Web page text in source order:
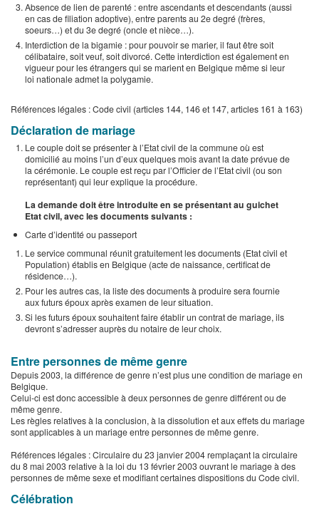
Absence de lien de parenté : entre ascendants et descendants (aussi
en cas de filiation adoptive), entre parents au 2e degré (frères,
soeurs…) et du 3e degré (oncle et nièce…).
Interdiction de la bigamie : pour pouvoir se marier, il faut être soit
célibataire, soit veuf, soit divorcé. Cette interdiction est également en
vigueur pour les étrangers qui se marient en Belgique même si leur
loi nationale admet la polygamie.
Références légales : Code civil (articles 144, 146 et 147, articles 161 à 163)
Déclaration de mariage
Le couple doit se présenter à l’Etat civil de la commune où est
domicilié au moins l’un d’eux quelques mois avant la date prévue de
la cérémonie. Le couple est reçu par l’Officier de l’Etat civil (ou son
représentant) qui leur explique la procédure.
La demande doit être introduite en se présentant au guichet
Etat civil, avec les documents suivants :
Carte d’identité ou passeport
Le service communal réunit gratuitement les documents (Etat civil et
Population) établis en Belgique (acte de naissance, certificat de
résidence…).
Pour les autres cas, la liste des documents à produire sera fournie
aux futurs époux après examen de leur situation.
Si les futurs époux souhaitent faire établir un contrat de mariage, ils
devront s’adresser auprès du notaire de leur choix.
Entre personnes de même genre
Depuis 2003, la différence de genre n’est plus une condition de mariage en
Belgique.
Celui-ci est donc accessible à deux personnes de genre différent ou de
même genre.
Les règles relatives à la conclusion, à la dissolution et aux effets du mariage
sont applicables à un mariage entre personnes de même genre.
Références légales : Circulaire du 23 janvier 2004 remplaçant la circulaire
du 8 mai 2003 relative à la loi du 13 février 2003 ouvrant le mariage à des
personnes de même sexe et modifiant certaines dispositions du Code civil.
Célébration